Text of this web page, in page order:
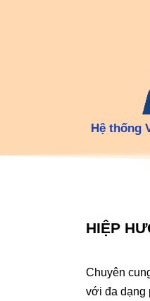
Hệ thống
HIỆP
Chuyên
với đa dạng